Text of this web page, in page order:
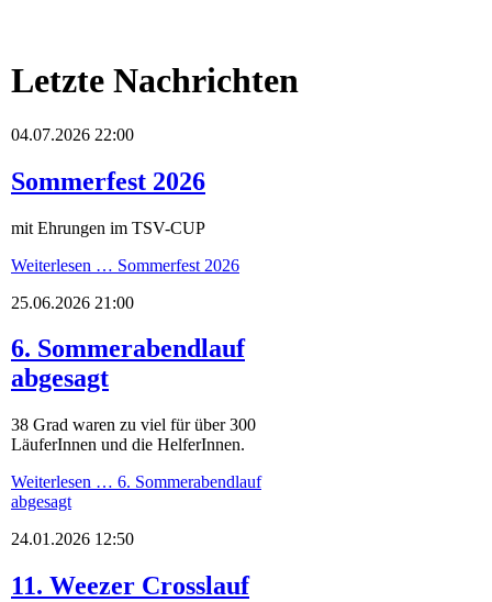
Letzte Nachrichten
04.07.2026 22:00
Sommerfest 2026
mit Ehrungen im TSV-CUP
Weiterlesen … Sommerfest 2026
25.06.2026 21:00
6. Sommerabendlauf
abgesagt
38 Grad waren zu viel für über 300
LäuferInnen und die HelferInnen.
Weiterlesen … 6. Sommerabendlauf
abgesagt
24.01.2026 12:50
11. Weezer Crosslauf